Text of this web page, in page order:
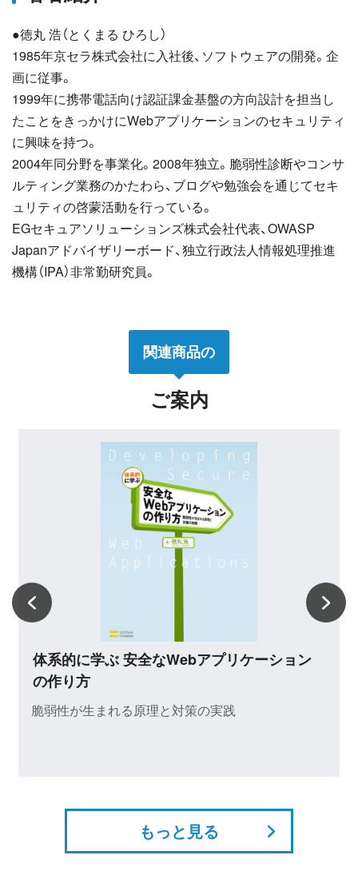
●徳丸 浩（とくまる ひろし）
1985年京セラ株式会社に入社後、ソフトウェアの開発。企
画に従事。
1999年に携帯電話向け認証課金基盤の方向設計を担当し
たことをきっかけにWebアプリケーションのセキュリティ
に興味を持つ。
2004年同分野を事業化。2008年独立。脆弱性診断やコンサ
ルティング業務のかたわら、ブログや勉強会を通じてセキ
ュリティの啓蒙活動を行っている。
EGセキュアソリューションズ株式会社代表、OWASP
Japanアドバイザリーボード、独立行政法人情報処理推進
機構（IPA）非常勤研究員。
関連商品の
ご案内
体系的に学ぶ 安全なWebアプリケーション
の作り方
脆弱性が生まれる原理と対策の実践
もっと見る